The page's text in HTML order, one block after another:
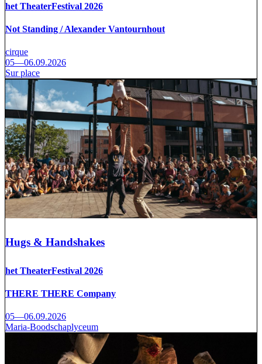
het TheaterFestival 2026
Not Standing / Alexander Vantournhout
cirque
05—06.09.2026
Sur place
Hugs & Handshakes
het TheaterFestival 2026
THERE THERE Company
05—06.09.2026
Maria-Boodschaplyceum